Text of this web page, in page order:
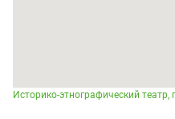
Историко-этнографический театр,